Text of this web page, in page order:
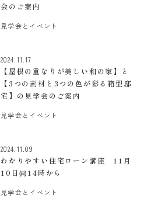
会のご案内
見学会とイベント
2024.11.17
【屋根の重なりが美しい和の家】と
【3つの素材と3つの色が彩る箱型邸
宅】の見学会のご案内
見学会とイベント
2024.11.09
わかりやすい住宅ローン講座 11月
10日㈰14時から
見学会とイベント